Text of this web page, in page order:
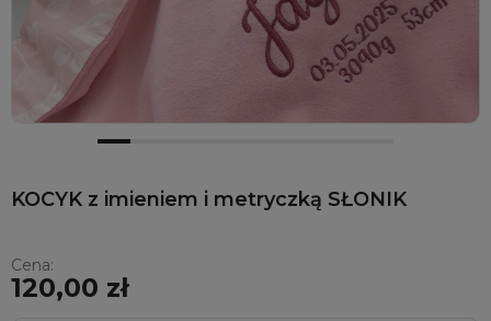
KOCYK z imieniem i metryczką SŁONIK
Cena:
120,00 zł